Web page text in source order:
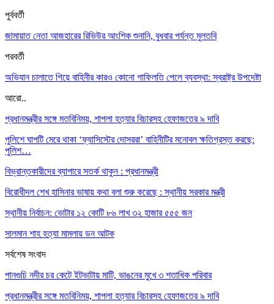
পুর্ববর্তী
জামায়াত নেতা আজহারের রিভিউর আংশিক শুনানি, বুধবার পর্যন্ত মুলতবি
পরবর্তী
অভিযান চালাতে গিয়ে বাহিনীর কারও কোনো গাফিলতি পেলে ব্যবস্থা: স্বরাষ্ট্র উপদেষ্টা
আরো..
প্রধানমন্ত্রীর সঙ্গে মতবিনিময়, শাপলা হত্যার বিচারসহ হেফাজতের ৯ দাবি
পুলিশে ঘাপটি মেরে থাকা ‘ফ্যাসিস্টের দোসররা’ বাহিনীটির মনোবল ক্ষতিগ্রস্ত করছে:
পুলিশ…
বিভ্রান্তকারীদের ব্যাপারে সতর্ক থাকুন : প্রধানমন্ত্রী
বিরোধীদল শেখ হাসিনার ভাষায় কথা বলা শুরু করেছে : স্থানীয় সরকার মন্ত্রী
স্থানীয় নির্বাচন: ভোটার ১২ কোটি ৮৬ লাখ ৩২ হাজার ৫৫৫ জন
সালমান শাহ হত্যা মামলায় ডন আটক
সর্বশেষ সংবাদ
পানগুচি নদীর চর কেটে ইটভাটায় মাটি, ভাঙনের মুখে ৩ শতাধিক পরিবার
প্রধানমন্ত্রীর সঙ্গে মতবিনিময়, শাপলা হত্যার বিচারসহ হেফাজতের ৯ দাবি